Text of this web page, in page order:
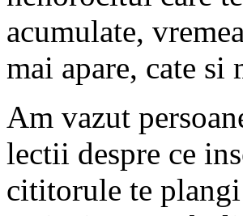
acumulate,
mai apare, cate si
Am vazut
lectii despre ce
cititorule te